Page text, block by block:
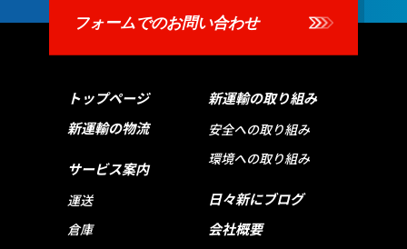
フォームでのお問い合わせ
トップページ
新運輸の物流
サービス案内
運送
倉庫
新運輸の取り組み
安全への取り組み
環境への取り組み
日々新にブログ
会社概要